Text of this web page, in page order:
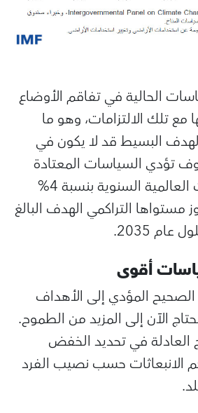
الحالية في تفاقم الأوضاع
تلك الالتزامات، وهو ما
البسيط قد لا يكون في
تؤدي السياسات المعتادة
الانبعاثات العالمية السنوية بنسبة 4%
ليتجاوز مستواها التراكمي الهدف البالغ
أقوى
الصحيح المؤدي إلى الأهداف
نحتاج الآن إلى المزيد من الطموح.
العادلة في تحديد الخفض
حسب نصيب الفرد